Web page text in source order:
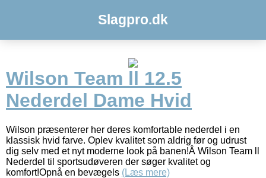
Slagpro.dk
Wilson Team ll 12.5
Nederdel Dame Hvid
Wilson præsenterer her deres komfortable nederdel i en
klassisk hvid farve. Oplev kvalitet som aldrig før og udrust
dig selv med et nyt moderne look på banen!Â Wilson Team ll
Nederdel til sportsudøveren der søger kvalitet og
komfort!Opnå en bevægels (Læs mere)